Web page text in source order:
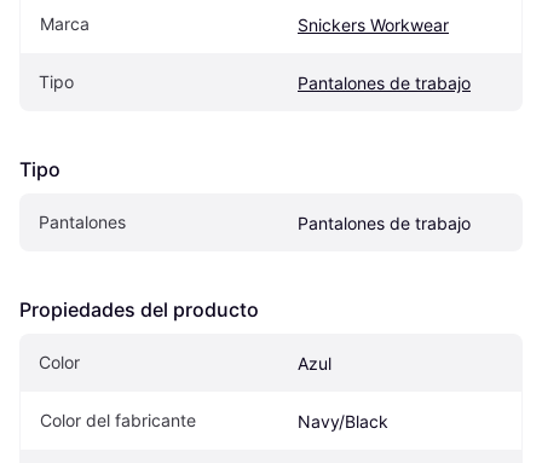
Marca Snickers Workwear
Tipo Pantalones de trabajo
Tipo
Pantalones Pantalones de trabajo
Propiedades del producto
Color Azul
Color del fabricante Navy/Black